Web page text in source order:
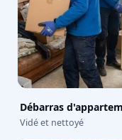
Débarras
Vidé et nettoyé